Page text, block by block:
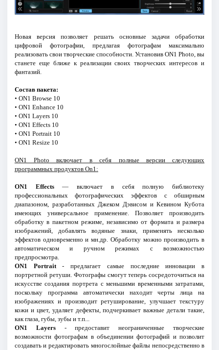
Новая версия позволяет решать основные задачи обработки
цифровой фотографии, предлагая фотографам максимально
реализовать свои творческие способности. Установив ON1 Photo, вы
станете еще ближе к реализации своих творческих интересов и
фантазий.
Состав пакета:
• ON1 Browse 10
• ON1 Enhance 10
• ON1 Layers 10
• ON1 Effects 10
• ON1 Portrait 10
• ON1 Resize 10
ON1 Photo включает в себя полные версии следующих
программных продуктов On1:
ON1 Effects— включает в себя полную библиотеку
профессиональных фотографических эффектов с обширным
диапазоном, разработанных Джеком Дэвисом и Кевином Кубота
имеющих универсальное применение. Позволяет производить
обработку в пакетном режиме, независимо от формата и размера
изображений, добавлять водяные знаки, применять несколько
эффектов одновременно и мн.др. Обработку можно производить в
автоматическом и ручном режимах с возможностью
предпросмотра.
ON1 Portrait- предлагает самые последние инновации в
портретной ретуши. Фотографы смогут теперь сосредоточиться на
искусстве создания портрета с меньшими временными затратами,
поскольку программа автоматически находит черты лица на
изображениях и производит ретуширование, улучшает текстуру
кожи и цвет, удаляет дефекты, подчеркивает важные детали такие,
как глаза, губы, зубы и т.п...
ON1 Layers- предоставит неограниченные творческие
возможности фотографам в объединении фотографий и позволит
создавать и редактировать многослойные файлы непосредственно в